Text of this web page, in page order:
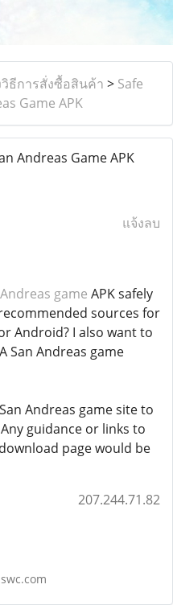
ธีการสั่งซื้อสินค้า > Safe
Game APK
Andreas Game APK
แจ้งลบ
game APK safely
sources for
Android? I also want to
San Andreas game
Andreas game site to
guidance or links to
page would be
207.244.71.82